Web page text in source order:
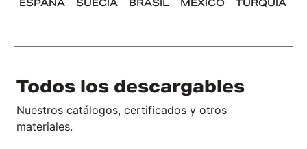
ESPAÑA SUECIA BRASIL MÉXICO TURQUÍA
Todos los descargables
Nuestros catálogos, certificados y otros
materiales.